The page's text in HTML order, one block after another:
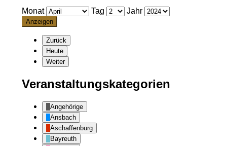
Monat Tag Jahr
Zurück
Heute
Weiter
Veranstaltungskategorien
Angehörige
Ansbach
Aschaffenburg
Bayreuth